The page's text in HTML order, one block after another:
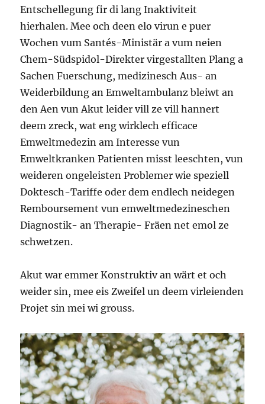
Entschellegung fir di lang Inaktiviteit
hierhalen. Mee och deen elo virun e puer
Wochen vum Santés-Ministär a vum neien
Chem-Südspidol-Direkter virgestallten Plang a
Sachen Fuerschung, medizinesch Aus- an
Weiderbildung an Emweltambulanz bleiwt an
den Aen vun Akut leider vill ze vill hannert
deem zreck, wat eng wirklech efficace
Emweltmedezin am Interesse vun
Emweltkranken Patienten misst leeschten, vun
weideren ongeleisten Problemer wie speziell
Doktesch-Tariffe oder dem endlech neidegen
Remboursement vun emweltmedezineschen
Diagnostik- an Therapie- Fräen net emol ze
schwetzen.
Akut war emmer Konstruktiv an wärt et och
weider sin, mee eis Zweifel un deem virleienden
Projet sin mei wi grouss.